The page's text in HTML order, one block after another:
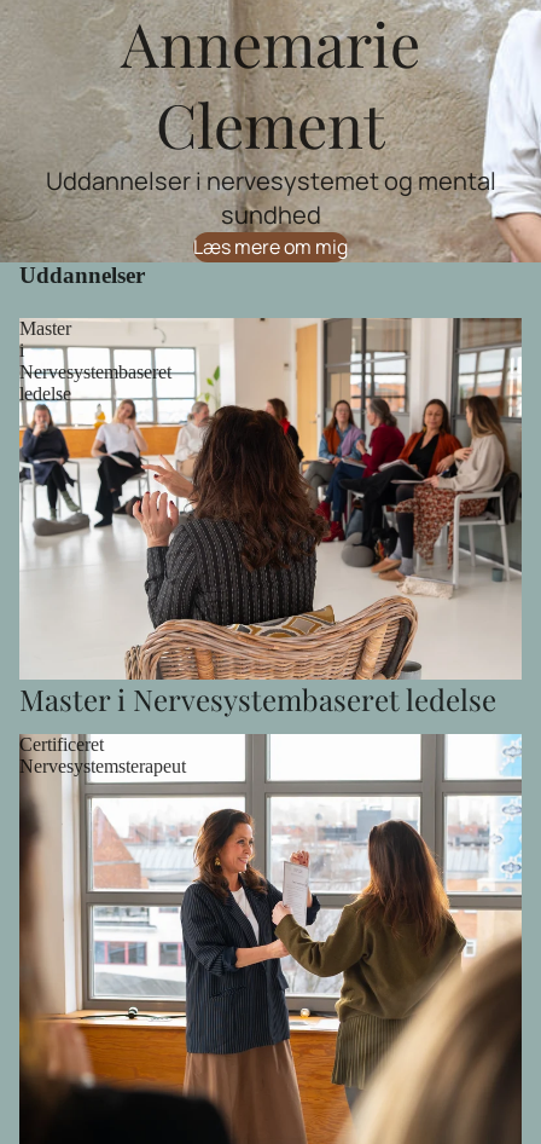
Annemarie
Clement
Uddannelser i nervesystemet og mental
sundhed
Læs mere om mig
Uddannelser
Master
i
Nervesystembaseret
ledelse
Master i Nervesystembaseret ledelse
Certificeret
Nervesystemsterapeut